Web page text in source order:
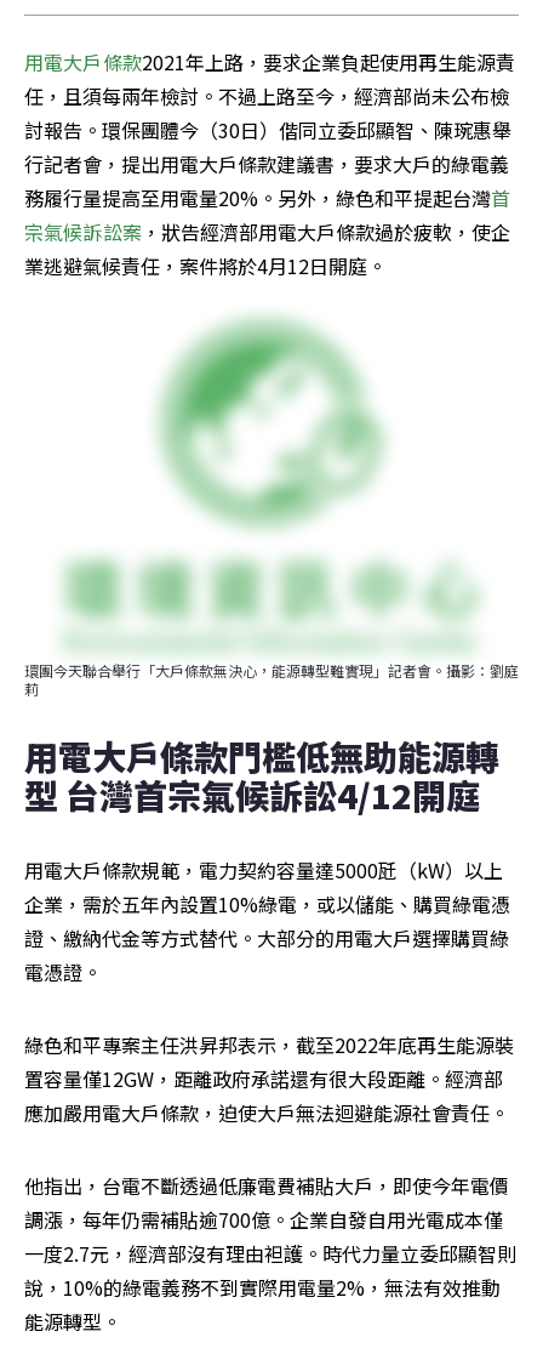
用電大戶條款2021年上路，要求企業負起使用再生能源責
任，且須每兩年檢討。不過上路至今，經濟部尚未公布檢
討報告。環保團體今（30日）偕同立委邱顯智、陳琬惠舉
行記者會，提出用電大戶條款建議書，要求大戶的綠電義
務履行量提高至用電量20%。另外，綠色和平提起台灣首
宗氣候訴訟案，狀告經濟部用電大戶條款過於疲軟，使企
業逃避氣候責任，案件將於4月12日開庭。
環團今天聯合舉行「大戶條款無決心，能源轉型難實現」記者會。攝影：劉庭
莉
用電大戶條款門檻低無助能源轉
型 台灣首宗氣候訴訟4/12開庭
用電大戶條款規範，電力契約容量達5000瓩（kW）以上
企業，需於五年內設置10%綠電，或以儲能、購買綠電憑
證、繳納代金等方式替代。大部分的用電大戶選擇購買綠
電憑證。
綠色和平專案主任洪昇邦表示，截至2022年底再生能源裝
置容量僅12GW，距離政府承諾還有很大段距離。經濟部
應加嚴用電大戶條款，迫使大戶無法迴避能源社會責任。
他指出，台電不斷透過低廉電費補貼大戶，即使今年電價
調漲，每年仍需補貼逾700億。企業自發自用光電成本僅
一度2.7元，經濟部沒有理由袒護。時代力量立委邱顯智則
說，10%的綠電義務不到實際用電量2%，無法有效推動
能源轉型。